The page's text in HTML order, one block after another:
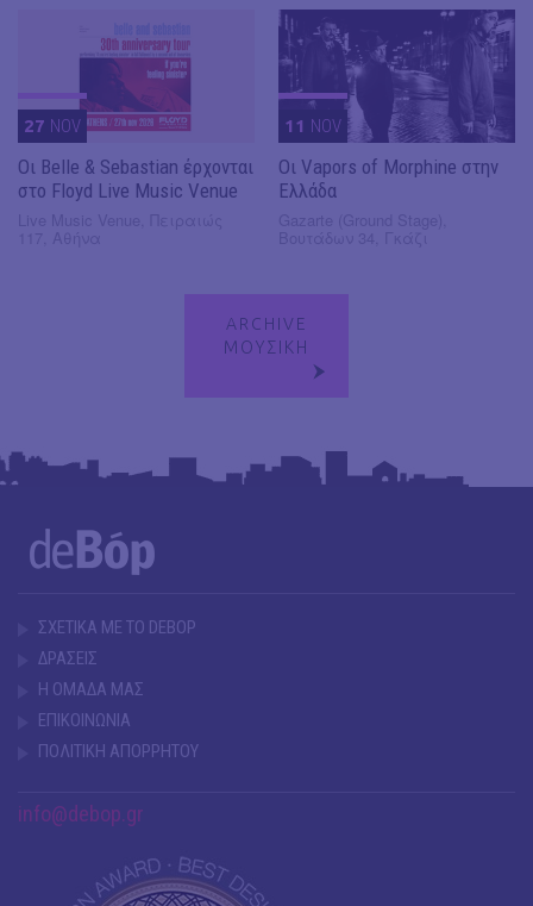
27 NOV
Οι Belle & Sebastian έρχονται
στο Floyd Live Music Venue
11 NOV
Οι Vapors of Morphine στην
Ελλάδα
ARCHIVE
ΜΟΥΣΙΚΗ
ΣΧΕΤΙΚΑ ΜΕ ΤΟ DEBOP
ΔΡΑΣΕΙΣ
Η ΟΜΑΔΑ ΜΑΣ
ΕΠΙΚΟΙΝΩΝΙΑ
ΠΟΛΙΤΙΚΗ ΑΠΟΡΡΗΤΟΥ
info@debop.gr